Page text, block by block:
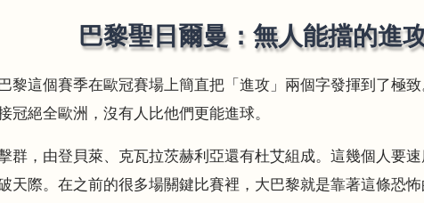
巴黎聖日爾曼：無人能擋的進
黎這個賽季在歐冠賽場上簡直把「進攻」兩個字發揮到了極
冠絕全歐洲，沒有人比他們更能進球。
群，由登貝萊、克瓦拉茨赫利亞還有杜艾組成。這幾個人要
天際。在之前的很多場關鍵比賽裡，大巴黎就是靠著這條恐